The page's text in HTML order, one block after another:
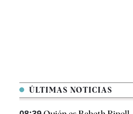
ÚLTIMAS NOTICIAS